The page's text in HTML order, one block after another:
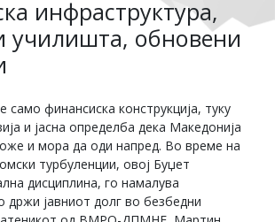
инфраструктура,
училишта, обновени
само финансиска конструкција, туку
и јасна определба дека Македонија
и мора да оди напред. Во време на
турбуленции, овој Буџет
дисциплина, го намалува
држи јавниот долг во безбедни